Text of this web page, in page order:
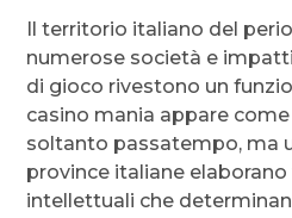
Il territorio italiano del
numerose società e
di gioco rivestono un
casino mania appare
soltanto passatempo, ma
province italiane
intellettuali che